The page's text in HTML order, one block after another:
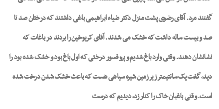
گفتند مرد. آقای رضوی پشت منزل دکتر ضیاء ابراهیمی باغی داشتند که درختان صد تا
صد و بیست ساله داشت که خشک می شدند. آقای کریوخین را بردند در باغات که
نشانشان دهند. وقتی وارد باغ شدیم و پروفسور درختی که اول باغ بود و خشک شده بود را
دید، گفت یک سانتیمتر زیر زمین شیره سیاهی هست که باعث خشک شدن درخت شده
است. وقتی باغبان خاک را کنار زد، دیدیم که درست